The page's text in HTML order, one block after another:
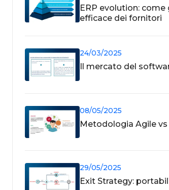
ERP evolution:
efficace dei fornitori
24/03/2025
Il mercato del
08/05/2025
Metodologia Agile
29/05/2025
Exit Strategy: